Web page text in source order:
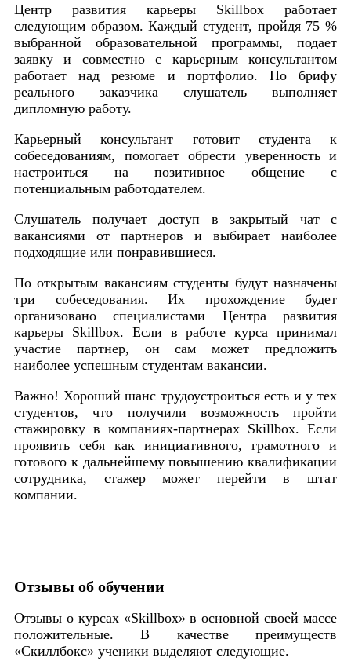
Центр развития карьеры Skillbox работает
следующим образом. Каждый студент, пройдя 75 %
выбранной образовательной программы, подает
заявку и совместно с карьерным консультантом
работает над резюме и портфолио. По брифу
реального заказчика слушатель выполняет
дипломную работу.
Карьерный консультант готовит студента к
собеседованиям, помогает обрести уверенность и
настроиться на позитивное общение с
потенциальным работодателем.
Слушатель получает доступ в закрытый чат с
вакансиями от партнеров и выбирает наиболее
подходящие или понравившиеся.
По открытым вакансиям студенты будут назначены
три собеседования. Их прохождение будет
организовано специалистами Центра развития
карьеры Skillbox. Если в работе курса принимал
участие партнер, он сам может предложить
наиболее успешным студентам вакансии.
Важно! Хороший шанс трудоустроиться есть и у тех
студентов, что получили возможность пройти
стажировку в компаниях-партнерах Skillbox. Если
проявить себя как инициативного, грамотного и
готового к дальнейшему повышению квалификации
сотрудника, стажер может перейти в штат
компании.
Отзывы об обучении
Отзывы о курсах «Skillbox» в основной своей массе
положительные. В качестве преимуществ
«Скиллбокс» ученики выделяют следующие.